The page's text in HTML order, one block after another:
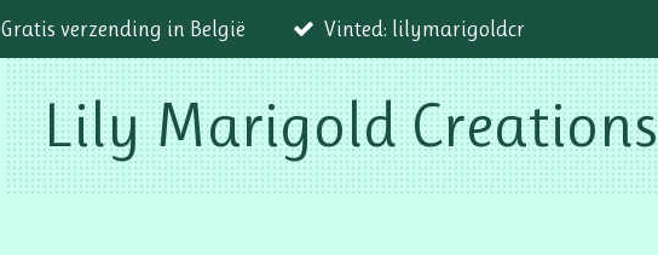
Gratis verzending in België Vinted: lilymarigoldcr
Lily Marigold Creations